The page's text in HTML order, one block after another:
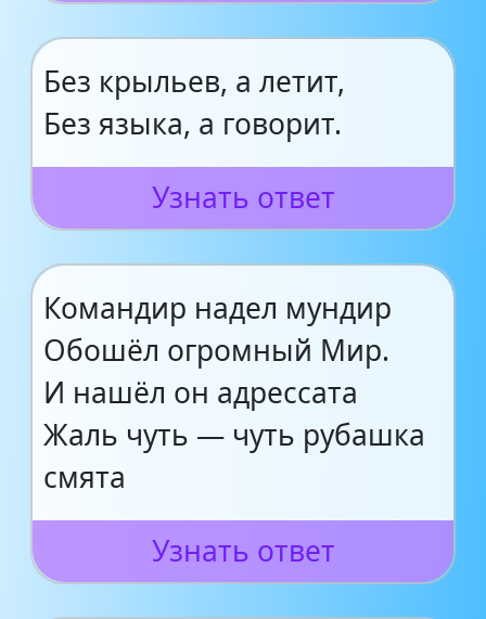
Без крыльев, а летит,
Без языка, а говорит.
Узнать ответ
Командир надел мундир
Обошёл огромный Мир.
И нашёл он адрессата
Жаль чуть — чуть рубашка
смята
Узнать ответ